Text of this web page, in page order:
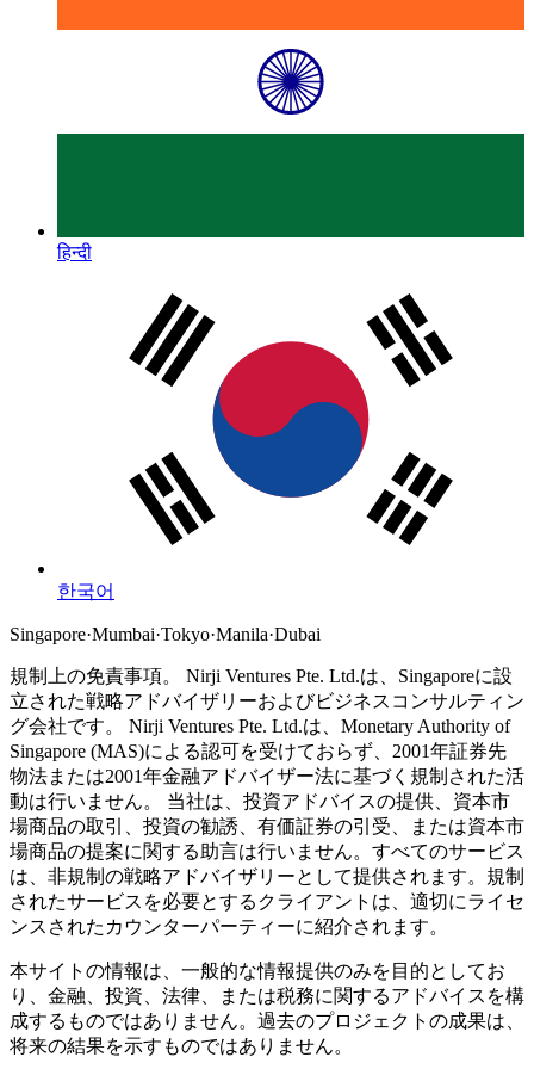
हिन्दी
한국어
Singapore·Mumbai·Tokyo·Manila·Dubai
規制上の免責事項。
Nirji Ventures Pte. Ltd.は、Singaporeに設
立された戦略アドバイザリーおよびビジネスコンサルティン
グ会社です。
Nirji Ventures Pte. Ltd.は、Monetary Authority of
Singapore (MAS)による認可を受けておらず、2001年証券先
物法または2001年金融アドバイザー法に基づく規制された活
動は行いません。
当社は、投資アドバイスの提供、資本市
場商品の取引、投資の勧誘、有価証券の引受、または資本市
場商品の提案に関する助言は行いません。すべてのサービス
は、非規制の戦略アドバイザリーとして提供されます。規制
されたサービスを必要とするクライアントは、適切にライセ
ンスされたカウンターパーティーに紹介されます。
本サイトの情報は、一般的な情報提供のみを目的としてお
り、金融、投資、法律、または税務に関するアドバイスを構
成するものではありません。過去のプロジェクトの成果は、
将来の結果を示すものではありません。